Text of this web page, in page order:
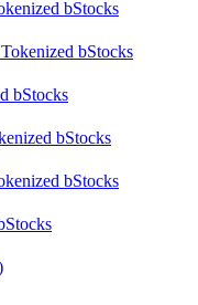
bStocks
bStocks
bStocks
bStocks
bStocks